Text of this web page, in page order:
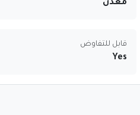
معدن
قابل للتفاوض
Yes